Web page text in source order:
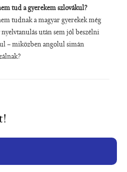
tud a gyerekem szlovákul?
tudnak a magyar gyerekek még
nyelvtanulás után sem jól beszélni
– miközben angolul simán